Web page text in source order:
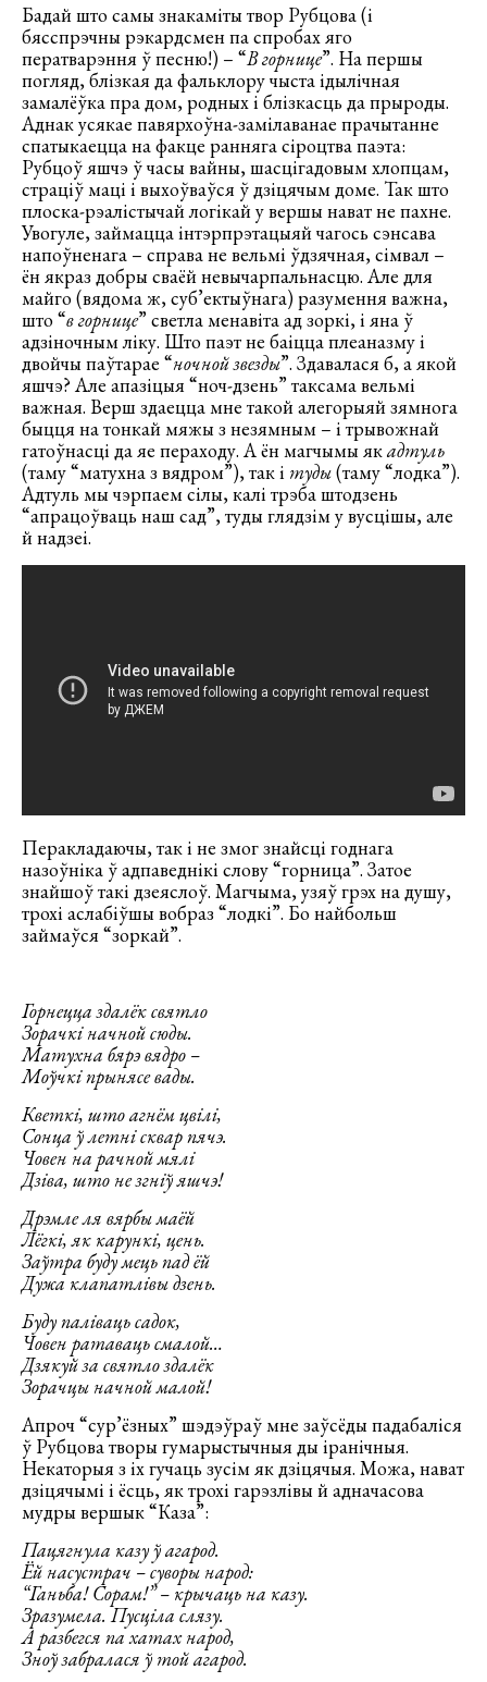
Бадай што самы знакаміты твор Рубцова (і
бясспрэчны рэкардсмен па спробах яго
ператварэння ў песню!) – “В горнице”. На першы
погляд, блізкая да фальклору чыста ідылічная
замалёўка пра дом, родных і блізкасць да прыроды.
Аднак усякае павярхоўна-замілаванае прачытанне
спатыкаецца на факце ранняга сіроцтва паэта:
Рубцоў яшчэ ў часы вайны, шасцігадовым хлопцам,
страціў маці і выхоўваўся ў дзіцячым доме. Так што
плоска-рэалістычай логікай у вершы нават не пахне.
Увогуле, займацца інтэрпрэтацыяй чагось сэнсава
напоўненага – справа не вельмі ўдзячная, сімвал –
ён якраз добры сваёй невычарпальнасцю. Але для
майго (вядома ж, суб’ектыўнага) разумення важна,
што “в горнице” светла менавіта ад зоркі, і яна ў
адзіночным ліку. Што паэт не баіцца плеаназму і
двойчы паўтарае “ночной звезды”. Здавалася б, а якой
яшчэ? Але апазіцыя “ноч-дзень” таксама вельмі
важная. Верш здаецца мне такой алегорыяй зямнога
быцця на тонкай мяжы з незямным – і трывожнай
гатоўнасці да яе пераходу. А ён магчымы якадтуль
(таму “матухна з вядром”), так і туды(таму “лодка”).
Адтуль мы чэрпаем сілы, калі трэба штодзень
“апрацоўваць наш сад”, туды глядзім у вусцішы, але
й надзеі.
Перакладаючы, так і не змог знайсці годнага
назоўніка ў адпаведнікі слову “горница”. Затое
знайшоў такі дзеяслоў. Магчыма, узяў грэх на душу,
трохі аслабіўшы вобраз “лодкі”. Бо найбольш
займаўся “зоркай”.
Горнецца здалёк святло
Зорачкі начной сюды.
Матухна бярэ вядро –
Моўчкі прынясе вады.
Кветкі, што агнём цвілі,
Сонца ў летні сквар пячэ.
Човен на рачной мялі
Дзіва, што не згніў яшчэ!
Дрэмле ля вярбы маёй
Лёгкі, як карункі, цень.
Заўтра буду мець пад ёй
Дужа клапатлівы дзень.
Буду паліваць садок,
Човен ратаваць смалой…
Дзякуй за святло здалёк
Зорачцы начной малой!
Апроч “сур’ёзных” шэдэўраў мне заўсёды падабаліся
ў Рубцова творы гумарыстычныя ды іранічныя.
Некаторыя з іх гучаць зусім як дзіцячыя. Можа, нават
дзіцячымі і ёсць, як трохі гарэзлівы й адначасова
мудры вершык “Каза”:
Пацягнула казу ў агарод.
Ёй насустрач – суворы народ:
“Ганьба! Сорам!” – крычаць на казу.
Зразумела. Пусціла слязу.
А разбегся па хатах народ,
Зноў забралася ў той агарод.